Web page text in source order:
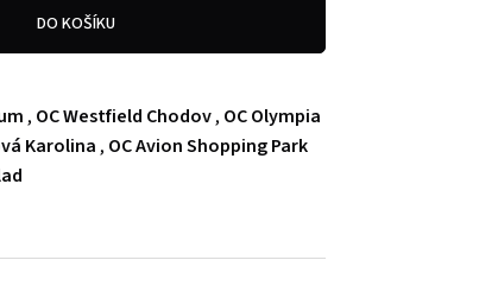
DO KOŠÍKU
, OC Westfield Chodov, OC Olympia
Karolina , OC Avion Shopping Park